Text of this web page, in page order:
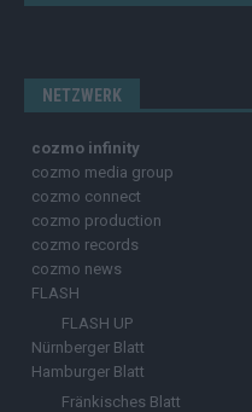
NETZWERK
cozmo infinity
cozmo media group
cozmo connect
cozmo production
cozmo records
cozmo news
FLASH
FLASH UP
Nürnberger Blatt
Hamburger Blatt
Fränkisches Blatt